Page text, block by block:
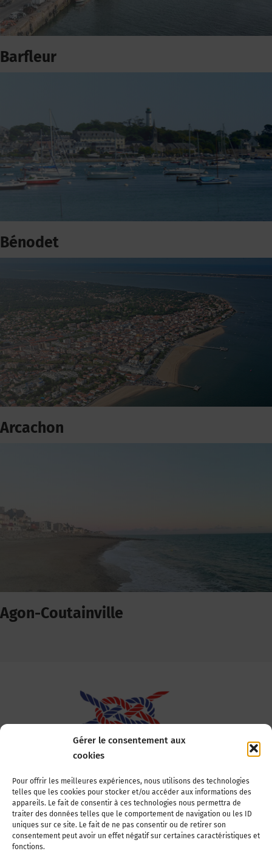
Gérer le consentement aux
cookies
Pour offrir les meilleures expériences, nous utilisons des technologies
telles que les cookies pour stocker et/ou accéder aux informations des
appareils. Le fait de consentir à ces technologies nous permettra de
traiter des données telles que le comportement de navigation ou les ID
uniques sur ce site. Le fait de ne pas consentir ou de retirer son
consentement peut avoir un effet négatif sur certaines caractéristiques et
fonctions.
Barfleur
Bénodet
Arcachon
Agon-Coutainville
Association Nationale des Elus des Littoraux
22, boulevard de la Tour-Maubourg
75007 Paris
Tél : 01 44 11 11 70
E-mail : anel-secretariat@anel.asso.fr